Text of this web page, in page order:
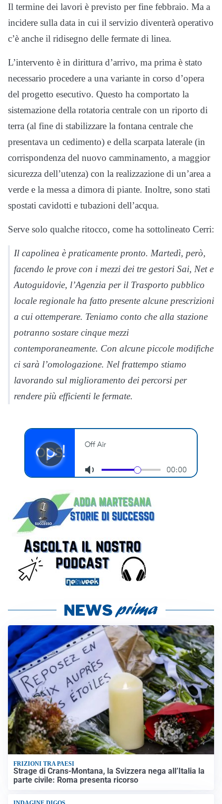
Il termine dei lavori è previsto per fine febbraio. Ma a
incidere sulla data in cui il servizio diventerà operativo
c’è anche il ridisegno delle fermate di linea.
L’intervento è in dirittura d’arrivo, ma prima è stato
necessario procedere a una variante in corso d’opera
del progetto esecutivo. Questo ha comportato la
sistemazione della rotatoria centrale con un riporto di
terra (al fine di stabilizzare la fontana centrale che
presentava un cedimento) e della scarpata laterale (in
corrispondenza del nuovo camminamento, a maggior
sicurezza dell’utenza) con la realizzazione di un’area a
verde e la messa a dimora di piante. Inoltre, sono stati
spostati cavidotti e tubazioni dell’acqua.
Serve solo qualche ritocco, come ha sottolineato Cerri:
Il capolinea è praticamente pronto. Martedì, però,
facendo le prove con i mezzi dei tre gestori Sai, Net e
Autoguidovie, l’Agenzia per il Trasporto pubblico
locale regionale ha fatto presente alcune prescrizioni
a cui ottemperare. Teniamo conto che alla stazione
potranno sostare cinque mezzi
contemporaneamente. Con alcune piccole modifiche
ci sarà l’omologazione. Nel frattempo stiamo
lavorando sul miglioramento dei percorsi per
rendere più efficienti le fermate.
FRIZIONI TRA PAESI
Strage di Crans-Montana, la Svizzera nega all’Italia la
parte civile: Roma presenta ricorso